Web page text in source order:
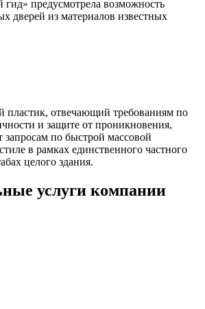
предусмотрела возможность
дверей из материалов известных
пластик, отвечающий требованиям по
и защите от проникновения,
запросам по быстрой массовой
в рамках единственного частного
целого здания.
услуги компании